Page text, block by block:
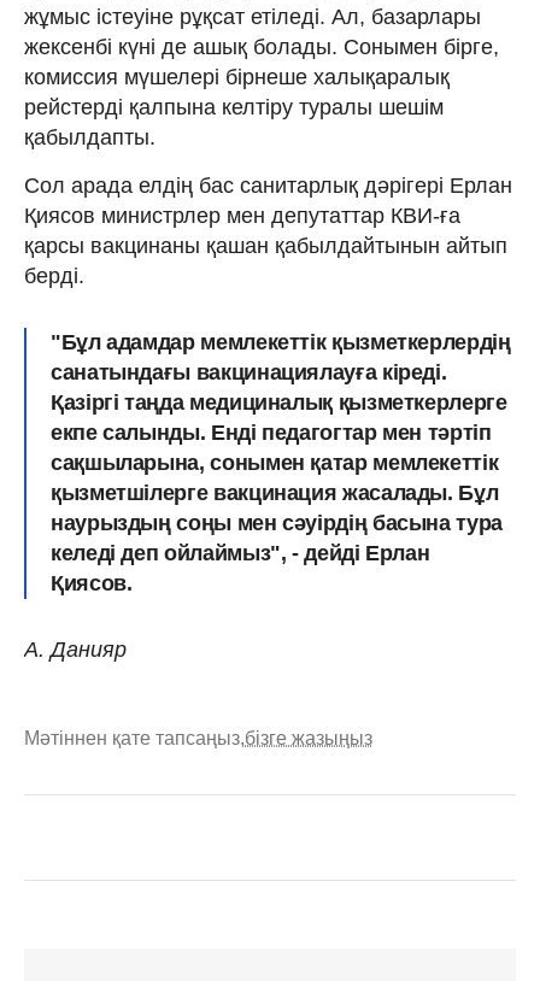
жұмыс істеуіне рұқсат етіледі. Ал, базарлары
жексенбі күні де ашық болады. Сонымен бірге,
комиссия мүшелері бірнеше халықаралық
рейстерді қалпына келтіру туралы шешім
қабылдапты.
Сол арада елдің бас санитарлық дәрігері Ерлан
Қиясов министрлер мен депутаттар КВИ-ға
қарсы вакцинаны қашан қабылдайтынын айтып
берді.
"Бұл адамдар мемлекеттік қызметкерлердің
санатындағы вакцинациялауға кіреді.
Қазіргі таңда медициналық қызметкерлерге
екпе салынды. Енді педагогтар мен тәртіп
сақшыларына, сонымен қатар мемлекеттік
қызметшілерге вакцинация жасалады. Бұл
наурыздың соңы мен сәуірдің басына тура
келеді деп ойлаймыз", - дейді Ерлан
Қиясов.
А. Данияр
Мәтіннен қате тапсаңыз,бізге жазыңыз